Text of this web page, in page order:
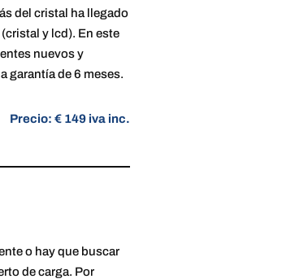
del cristal ha llegado
y lcd). En este
nuevos y
garantía de 6 meses.
Precio: € 149 iva inc.
o hay que buscar
de carga. Por